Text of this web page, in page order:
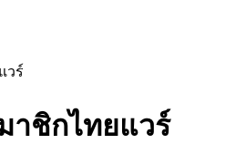
าชิกไทยแวร์